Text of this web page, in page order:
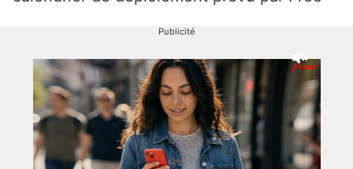
Publicité